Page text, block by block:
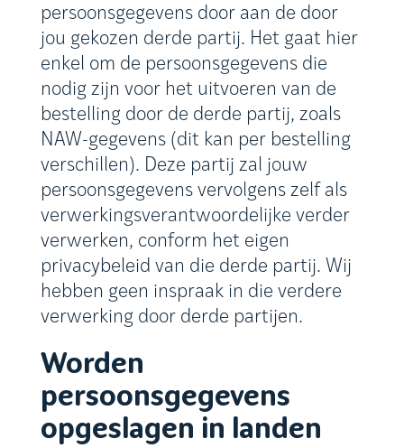
persoonsgegevens door aan de door
jou gekozen derde partij. Het gaat hier
enkel om de persoonsgegevens die
nodig zijn voor het uitvoeren van de
bestelling door de derde partij, zoals
NAW-gegevens (dit kan per bestelling
verschillen). Deze partij zal jouw
persoonsgegevens vervolgens zelf als
verwerkingsverantwoordelijke verder
verwerken, conform het eigen
privacybeleid van die derde partij. Wij
hebben geen inspraak in die verdere
verwerking door derde partijen.
Worden
persoonsgegevens
opgeslagen in landen